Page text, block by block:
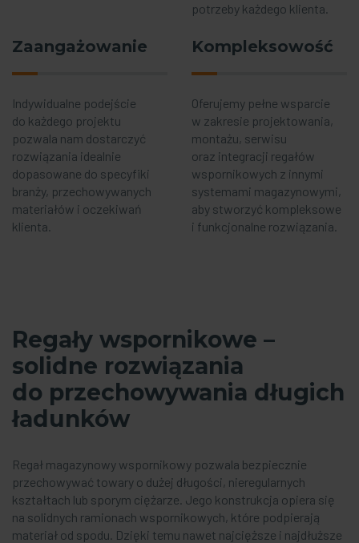
potrzeby każdego klienta.
Zaangażowanie
Indywidualne podejście
do każdego projektu
pozwala nam dostarczyć
rozwiązania idealnie
dopasowane do specyfiki
branży, przechowywanych
materiałów i oczekiwań
klienta.
Kompleksowość
Oferujemy pełne wsparcie
w zakresie projektowania,
montażu, serwisu
oraz integracji regałów
wspornikowych z innymi
systemami magazynowymi,
aby stworzyć kompleksowe
i funkcjonalne rozwiązania.
Regały wspornikowe –
solidne rozwiązania
do przechowywania długich
ładunków
Regał magazynowy wspornikowy pozwala bezpiecznie
przechowywać towary o dużej długości, nieregularnych
kształtach lub sporym ciężarze. Jego konstrukcja opiera się
na solidnych ramionach wspornikowych, które podpierają
materiał od spodu. Dzięki temu nawet najcięższe i najdłuższe